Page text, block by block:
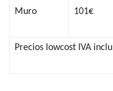
Muro
101€
Precios lowcost IVA